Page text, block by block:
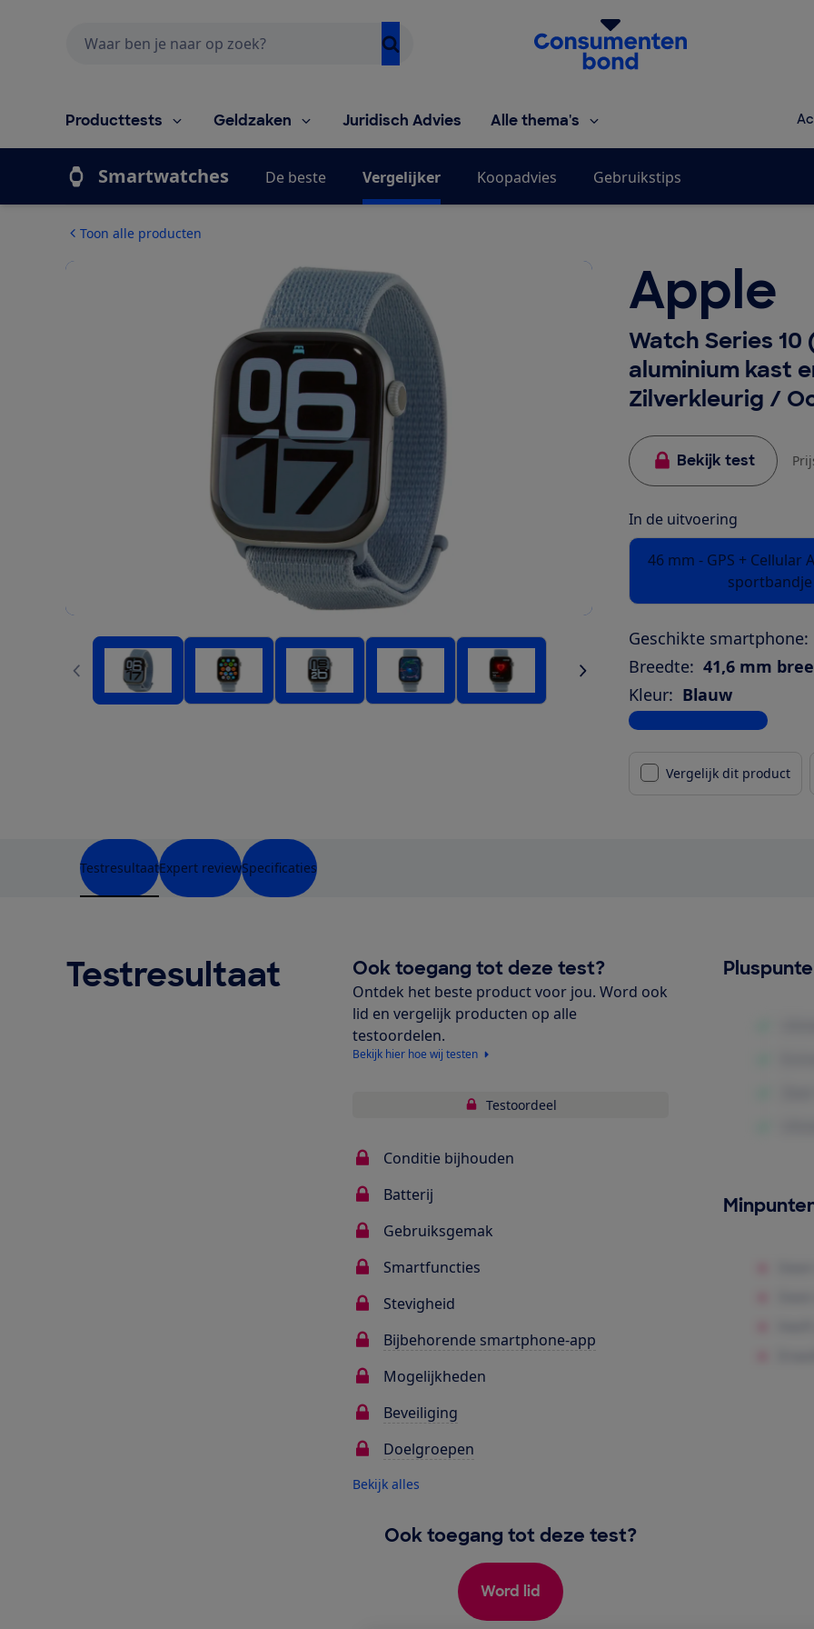
Homepage van de Consumentenbond
Producttests Geldzaken Juridisch Advies Alle thema's
Smartwatches De beste Vergelijker Koopadvies Gebruikstips
Toon alle producten
Apple
Watch Series 10
aluminium kast
Zilverkleurig /
Bekijk test
In de uitvoering
46 mm - GPS + Cellular
Geschikte smartphone:
Breedte: 41,6 mm
Kleur: Blauw
Bekijk alle specificaties
Vergelijk dit product
TestresultaatExpert reviewSpecificaties
Testresultaat Ook toegang tot deze test?
Ontdek het beste product voor jou. Word ook
lid en vergelijk producten op alle
testoordelen.
Bekijk hier hoe wij testen
Testoordeel
Conditie bijhouden
Batterij
Gebruiksgemak
Smartfuncties
Stevigheid
Bijbehorende smartphone-app
Mogelijkheden
Beveiliging
Doelgroepen
Bekijk alles
Ook toegang tot deze test?
Word lid